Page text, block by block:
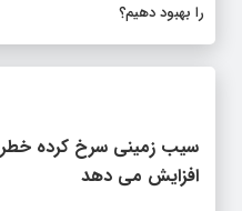
را بهبود دهیم؟
افزایش می‌ دهد